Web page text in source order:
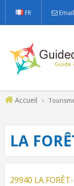
FR
Accueil
LA
29940 LA